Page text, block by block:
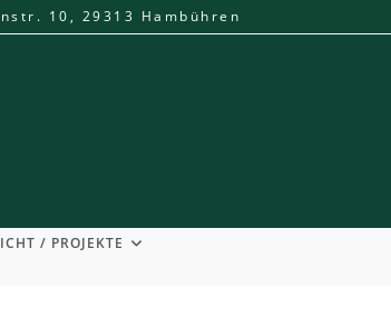
10, 29313 Hambühren
/ PROJEKTE